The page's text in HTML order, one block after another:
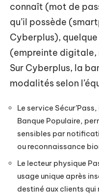
connaît (mot de
qu’il possède
Cyberplus), quelque
(empreinte digitale,
Sur Cyberplus, la
modalités selon
Le service
Banque Populaire,
sensibles par
ou reconnaissance
Le lecteur physique
usage unique après
destiné aux clients qui